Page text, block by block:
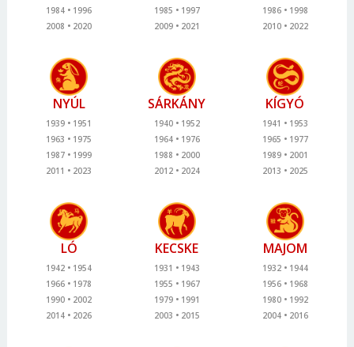
1984
1996
2008
2020
1985
1997
2009
2021
1986
1998
2010
2022
NYÚL
1939
1951
1963
1975
1987
1999
2011
2023
SÁRKÁNY
1940
1952
1964
1976
1988
2000
2012
2024
KÍGYÓ
1941
1953
1965
1977
1989
2001
2013
2025
LÓ
1942
1954
1966
1978
1990
2002
2014
2026
KECSKE
1931
1943
1955
1967
1979
1991
2003
2015
MAJOM
1932
1944
1956
1968
1980
1992
2004
2016